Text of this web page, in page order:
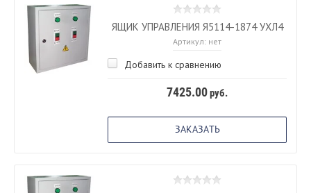
ЯЩИК УПРАВЛЕНИЯ Я5114-1874 УХЛ4
Артикул: нет
Добавить к сравнению
7425.00руб.
ЗАКАЗАТЬ